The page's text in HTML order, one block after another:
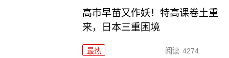
高市早苗又作妖！特高课卷土重
来，日本三重困境
最热 阅读 4274